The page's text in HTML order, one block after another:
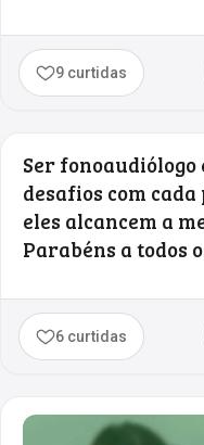
9 curtidas
Ser
desafios com
eles alcancem a
Parabéns a todos
6 curtidas